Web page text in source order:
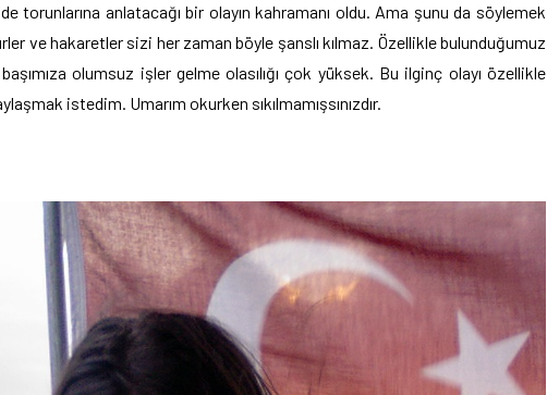
torunlarına anlatacağı bir olayın kahramanı oldu. Ama şunu da söylemek
ve hakaretler sizi her zaman böyle şanslı kılmaz. Özellikle bulunduğumuz
olumsuz işler gelme olasılığı çok yüksek. Bu ilginç olayı özellikle
istedim. Umarım okurken sıkılmamışsınızdır.